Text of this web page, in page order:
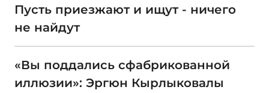
Пусть приезжают и ищут - ничего
не найдут
«Вы поддались сфабрикованной
иллюзии»: Эргюн Кырлыковалы